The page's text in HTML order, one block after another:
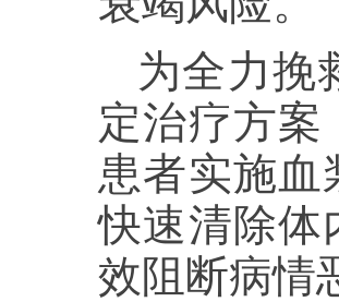
为全力挽
定治疗方
患者实施血
快速清除体
效阻断病情